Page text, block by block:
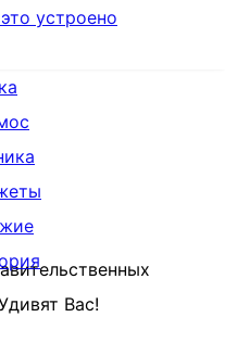
устроено
Вас!